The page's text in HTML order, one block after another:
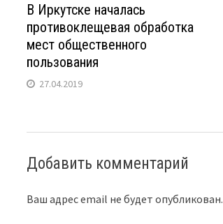
В Иркутске началась
противоклещевая обработка
мест общественного
пользования
27.04.2019
Добавить комментарий
Ваш адрес email не будет опубликован.